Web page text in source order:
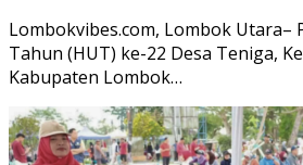
Lombokvibes.com, Lombok Utara–
Tahun (HUT) ke-22 Desa Teniga,
Kabupaten Lombok…